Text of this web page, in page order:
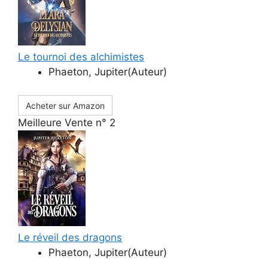
Le tournoi des alchimistes
Phaeton, Jupiter(Auteur)
Acheter sur Amazon
Meilleure Vente n° 2
Le réveil des dragons
Phaeton, Jupiter(Auteur)